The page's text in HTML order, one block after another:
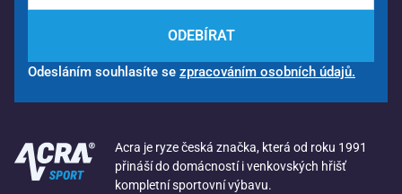
ODEBÍRAT
Odesláním souhlasíte se zpracováním osobních údajů.
Acra je ryze česká značka, která od roku 1991
přináší do domácností i venkovských hřišť
kompletní sportovní výbavu.